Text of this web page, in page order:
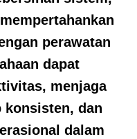
perawatan
dapat
menjaga
konsisten, dan
dalam